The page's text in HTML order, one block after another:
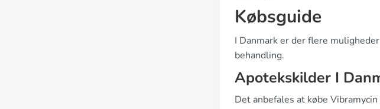
Købsguide
I Danmark er der flere
behandling.
Apotekskilder I
Det anbefales at købe